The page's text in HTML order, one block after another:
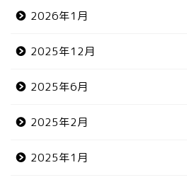
2026年1月
2025年12月
2025年6月
2025年2月
2025年1月